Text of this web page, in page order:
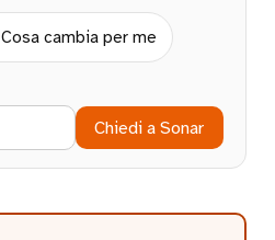
Cosa cambia per me
Chiedi a Sonar